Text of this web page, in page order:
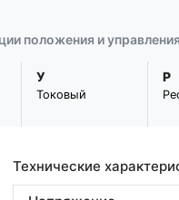
положения и управления
У
Токовый
Р
Технические